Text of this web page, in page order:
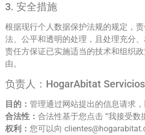
3. 安全措施
根据现行个人数据保护法规的规定，
法、公平和透明的处理，且处理充分
责任方保证已实施适当的技术和组织
由。
负责人：HogarAbitat
目的： 管理通过网站提出的信息请求
合法性： 合法性基于您点击 “我接受数
权利： 您可以向